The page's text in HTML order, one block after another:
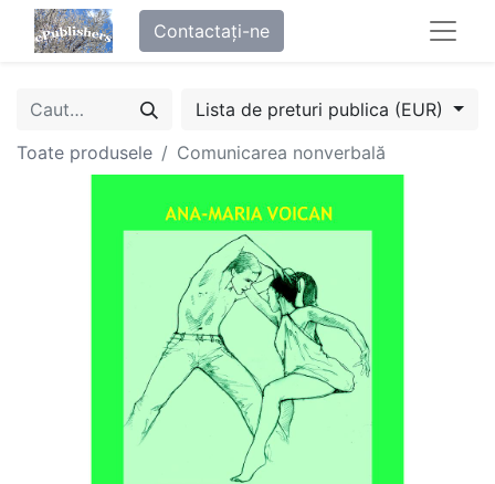
Contactați-ne
Lista de preturi publica (EUR)
Toate produsele
Comunicarea nonverbală